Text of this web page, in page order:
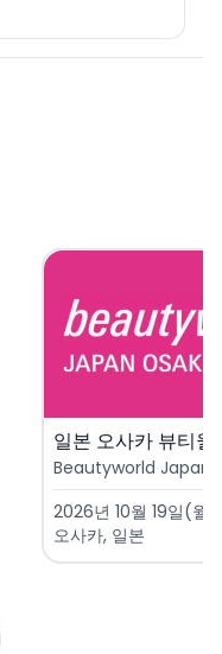
Beautyworld Japan
2026년 10월 19일(월
오사카, 일본